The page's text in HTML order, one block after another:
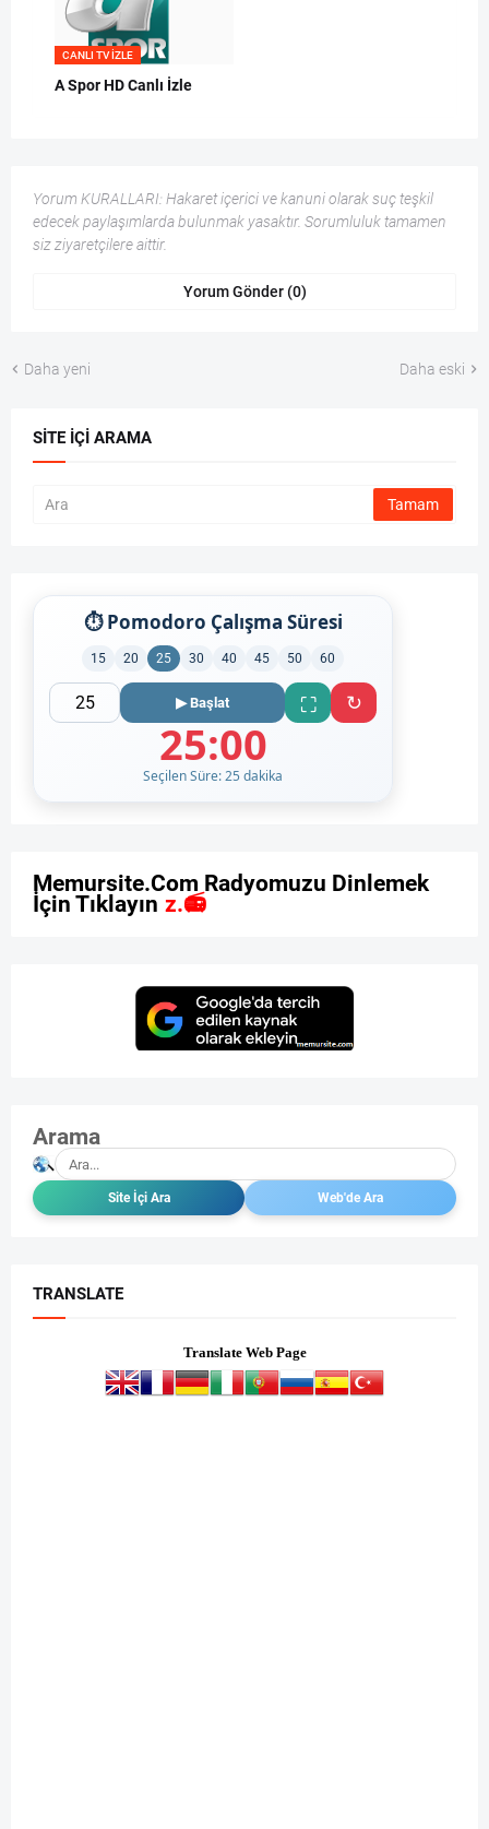
CANLI TV IZLE
A Spor HD Canlı İzle
Yorum KURALLARI: Hakaret içerici ve kanuni olarak suç teşkil
edecek paylaşımlarda bulunmak yasaktır. Sorumluluk tamamen
siz ziyaretçilere aittir.
Yorum Gönder (0)
Daha yeni Daha eski
SITE İÇI ARAMA
⏱ Pomodoro Çalışma Süresi
15 20 25 30 40 45 50 60
▶ Başlat ⛶ ↻
25:00
Seçilen Süre: 25 dakika
Memursite.Com Radyomuzu Din emek
İçin Tı k ayın z.
Arama
TRANSLATE
Translate Web Page